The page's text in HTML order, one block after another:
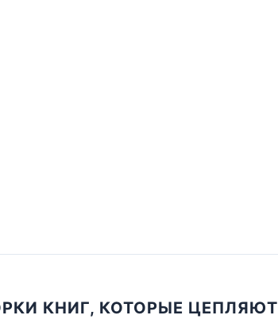
КНИГ, КОТОРЫЕ ЦЕПЛЯЮТ